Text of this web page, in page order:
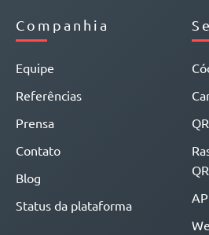
Companhia
Equipe
Referências
Prensa
Contato
Blog
Status da plataforma
QR